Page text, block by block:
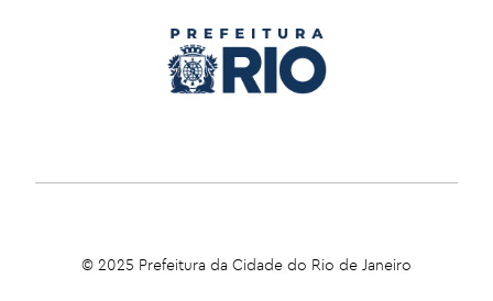
© 2025 Prefeitura da Cidade do Rio de Janeiro